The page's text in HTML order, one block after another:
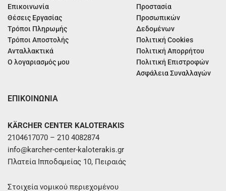
Επικοινωνία
Θέσεις Εργασίας
Τρόποι Πληρωμής
Τρόποι Αποστολής
Ανταλλακτικά
Ο λογαριασμός μου
Προστασία
Προσωπικών
Δεδομένων
Πολιτική Cookies
Πολιτική Απορρήτου
Πολιτική Επιστροφών
Ασφάλεια Συναλλαγών
ΕΠΙΚΟΙΝΩΝΙΑ
KÄRCHER CENTER KALOTERAKIS
2104617070 – 210 4082874
info@karcher-center-kaloterakis.gr
Πλατεία Ιπποδαμείας 10, Πειραιάς
Στοιχεία νομικού περιεχομένου